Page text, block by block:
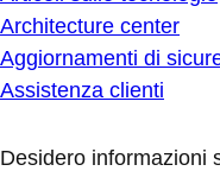
Architecture center
Aggiornamenti di
Assistenza clienti
Desidero informazioni